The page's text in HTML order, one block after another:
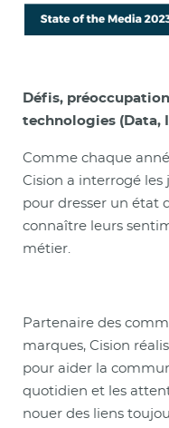
Défis,
technologies (Data,
Comme chaque
Cision a interrogé les
pour dresser un état
connaître leurs
métier.
Partenaire des
marques, Cision
pour aider la
quotidien et les
nouer des liens